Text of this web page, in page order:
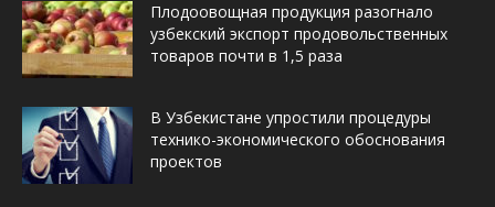
Плодоовощная продукция разогнало
узбекский экспорт продовольственных
товаров почти в 1,5 раза
В Узбекистане упростили процедуры
технико-экономического обоснования
проектов